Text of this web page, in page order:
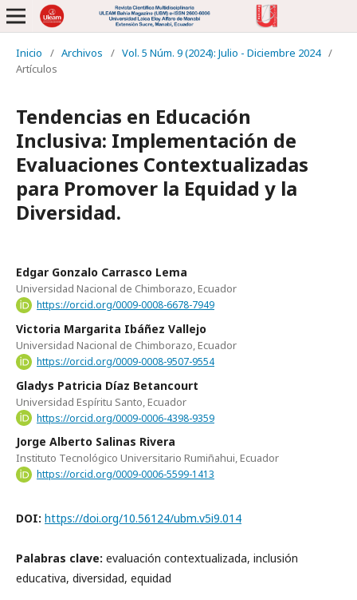
Inicio / Archivos / Vol. 5 Núm. 9 (2024): Julio - Diciembre 2024 /
Artículos
Tendencias en Educación
Inclusiva: Implementación de
Evaluaciones Contextualizadas
para Promover la Equidad y la
Diversidad.
Edgar Gonzalo Carrasco Lema
Universidad Nacional de Chimborazo, Ecuador
https://orcid.org/0009-0008-6678-7949
Victoria Margarita Ibáñez Vallejo
Universidad Nacional de Chimborazo, Ecuador
https://orcid.org/0009-0008-9507-9554
Gladys Patricia Díaz Betancourt
Universidad Espíritu Santo, Ecuador
https://orcid.org/0009-0006-4398-9359
Jorge Alberto Salinas Rivera
Instituto Tecnológico Universitario Rumiñahui, Ecuador
https://orcid.org/0009-0006-5599-1413
DOI: https://doi.org/10.56124/ubm.v5i9.014
Palabras clave: evaluación contextualizada, inclusión
educativa, diversidad, equidad